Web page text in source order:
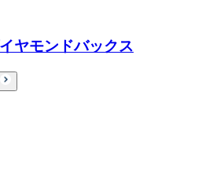
ヤモンドバックス